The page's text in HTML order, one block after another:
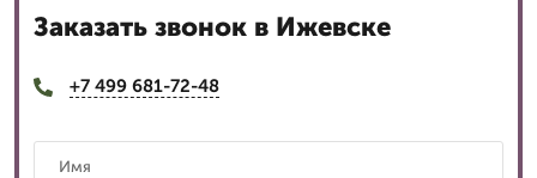
Заказать звонок в Ижевске
+7 499 681-72-48